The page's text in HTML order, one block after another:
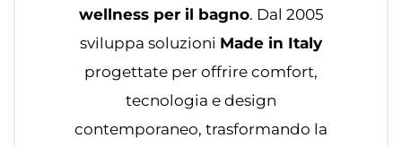
wellness per il bagno. Dal 2005
sviluppa soluzioni Made in Italy
progettate per offrire comfort,
tecnologia e design
contemporaneo, trasformando la